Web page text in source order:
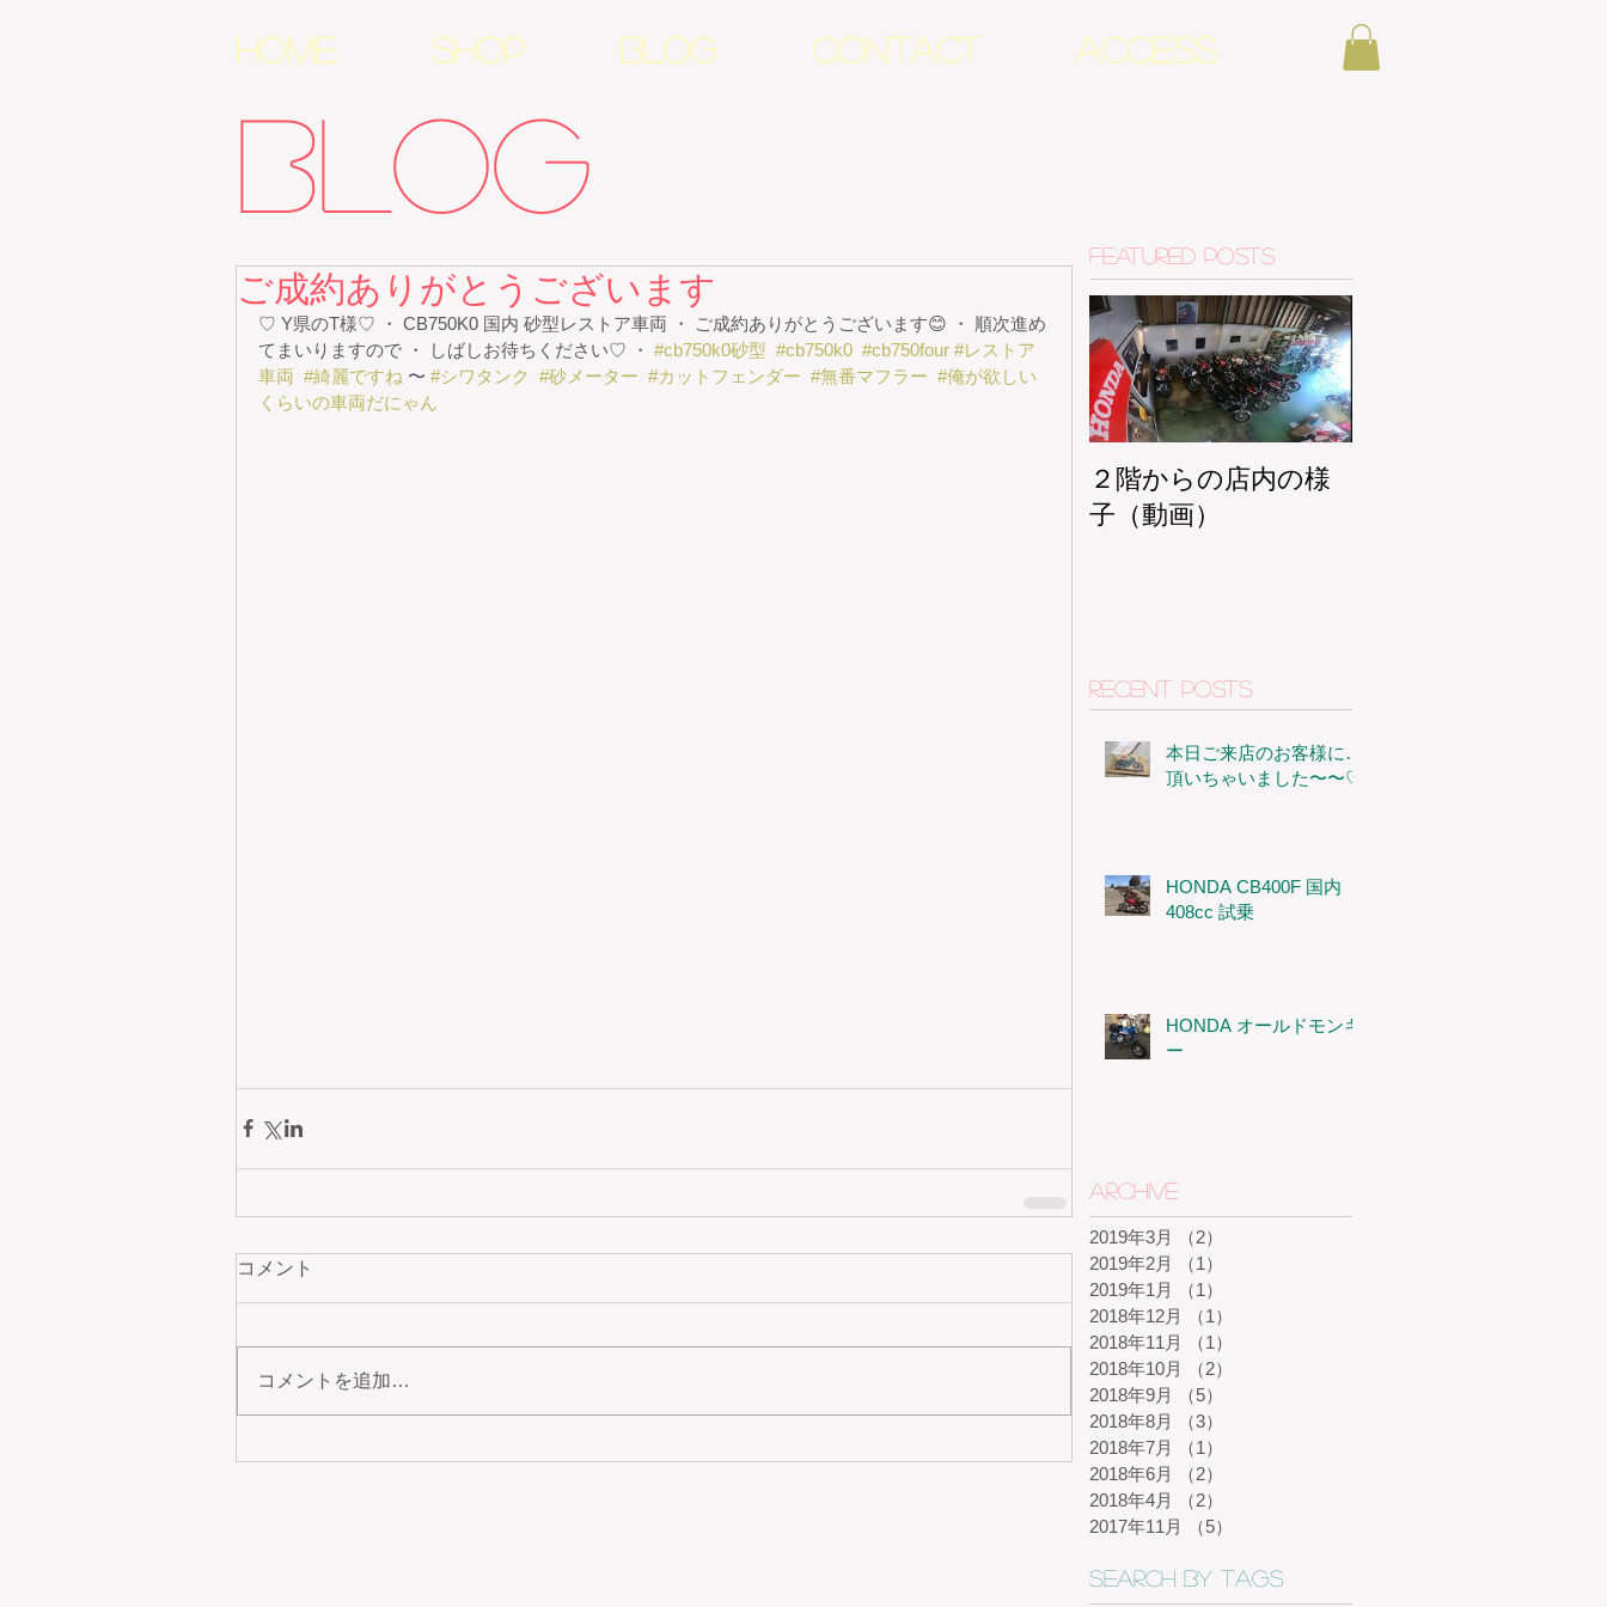
HOME SHOP BLOG CONTACT ACCESS
ご成約ありがとうございます
♡ Y県のT様♡ ・ CB750K0 国内 砂型レストア車両 ・ ご成約ありがとうございます😊 ・ 順次進め
てまいりますので ・ しばしお待ちください♡ ・ #cb750k0砂型 #cb750k0 #cb750four #レストア
車両 #綺麗ですね 〜 #シワタンク #砂メーター #カットフェンダー #無番マフラー #俺が欲しい
くらいの車両だにゃん
コメント
コメントを追加…
BLOG
Featured Posts
２階からの店内の様
子（動画）
Recent Posts
本日ご来店のお客様に…
頂いちゃいました〜〜♡
HONDA CB400F 国内
408cc 試乗
HONDA オールドモンキ
ー
Archive
2019年3月 （2）
2019年2月
（1）
2019年1月
（1）
2018年12月
（1）
2018年11月
（1）
2018年10月
（2）
2018年9月
（5）
2018年8月
（3）
2018年7月
（1）
2018年6月
（2）
2018年4月
（2）
2017年11月
（5）
Search By Tags